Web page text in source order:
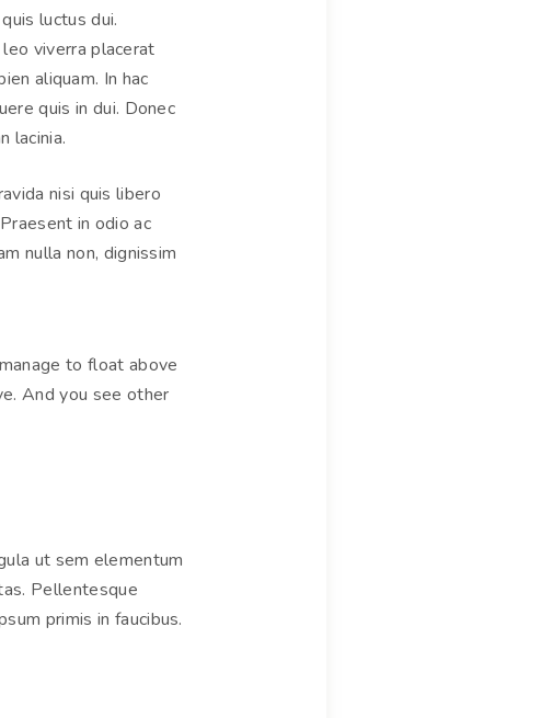
luctus dui.
viverra placerat
aliquam. In hac
quis in dui. Donec
lacinia.
nisi quis libero
in odio ac
nulla non, dignissim
to float above
And you see other
ut sem elementum
Pellentesque
primis in faucibus.